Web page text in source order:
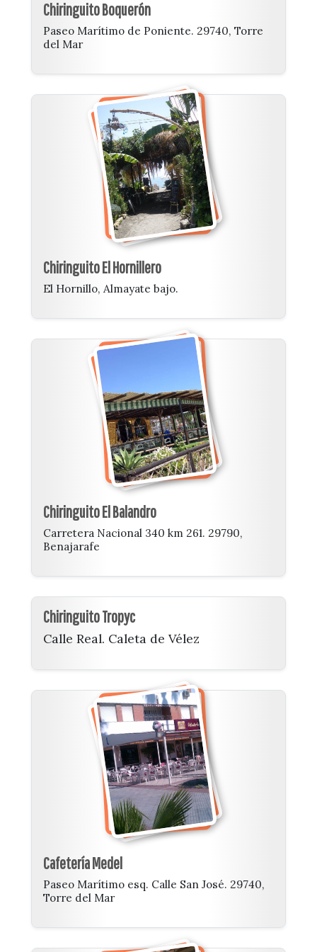
Chiringuito Boquerón
Paseo Marítimo de Poniente. 29740, Torre
del Mar
Chiringuito El Hornillero
El Hornillo, Almayate bajo.
Chiringuito El Balandro
Carretera Nacional 340 km 261. 29790,
Benajarafe
Chiringuito Tropyc
Calle Real. Caleta de Vélez
Cafetería Medel
Paseo Marítimo esq. Calle San José. 29740,
Torre del Mar